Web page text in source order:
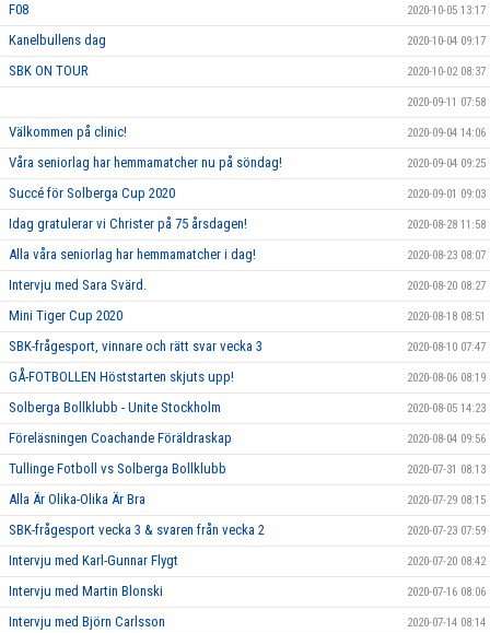
F08 2020-10-05 13:17
Kanelbullens dag 2020-10-04 09:17
SBK ON TOUR 2020-10-02 08:37
2020-09-11 07:58
Välkommen på clinic! 2020-09-04 14:06
Våra seniorlag har hemmamatcher nu på söndag! 2020-09-04 09:25
Succé för Solberga Cup 2020 2020-09-01 09:03
Idag gratulerar vi Christer på 75 årsdagen! 2020-08-28 11:58
Alla våra seniorlag har hemmamatcher i dag! 2020-08-23 08:07
Intervju med Sara Svärd. 2020-08-20 08:27
Mini Tiger Cup 2020 2020-08-18 08:51
SBK-frågesport, vinnare och rätt svar vecka 3 2020-08-10 07:47
GÅ-FOTBOLLEN Höststarten skjuts upp! 2020-08-06 08:19
Solberga Bollklubb - Unite Stockholm 2020-08-05 14:23
Föreläsningen Coachande Föräldraskap 2020-08-04 09:56
Tullinge Fotboll vs Solberga Bollklubb 2020-07-31 08:13
Alla Är Olika-Olika Är Bra 2020-07-29 08:15
SBK-frågesport vecka 3 & svaren från vecka 2 2020-07-23 07:59
Intervju med Karl-Gunnar Flygt 2020-07-20 08:42
Intervju med Martin Blonski 2020-07-16 08:06
Intervju med Björn Carlsson 2020-07-14 08:14